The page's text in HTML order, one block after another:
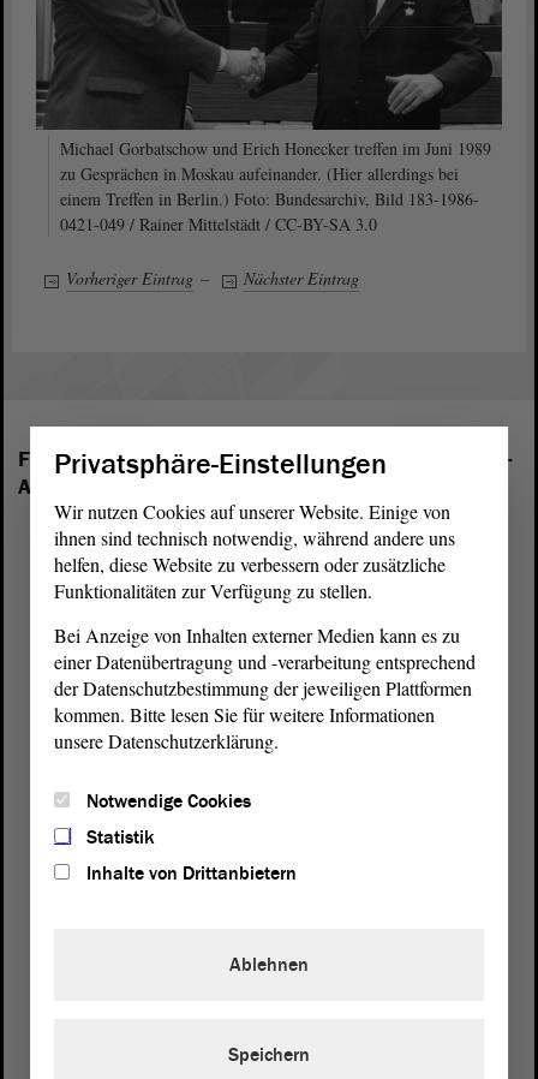
Michael Gorbatschow und Erich Honecker treffen im Juni 1989
zu Gesprächen in Moskau aufeinander. (Hier allerdings bei
einem Treffen in Berlin.) Foto: Bundesarchiv, Bild 183-1986-
0421-049 / Rainer Mittelstädt / CC-BY-SA 3.0
Vorheriger Eintrag – Nächster Eintrag
Folgende Fraktionen sind im Landtag von Sachsen-
Anhalt vertreten:
von Sachsen-Anhalt
Privatsphäre-Einstellungen
Wir nutzen Cookies auf unserer Website. Einige von
ihnen sind technisch notwendig, während andere uns
helfen, diese Website zu verbessern oder zusätzliche
Funktionalitäten zur Verfügung zu stellen.
Bei Anzeige von Inhalten externer Medien kann es zu
einer Datenübertragung und -verarbeitung entsprechend
der Datenschutzbestimmung der jeweiligen Plattformen
kommen. Bitte lesen Sie für weitere Informationen
unsere Datenschutzerklärung.
Notwendige Cookies
Statistik
Inhalte von Drittanbietern
Ablehnen
Speichern